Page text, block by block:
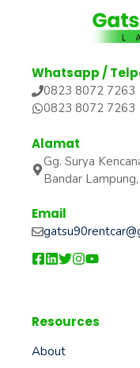
Whatsapp /
0823 8072 7263
0823 8072 7263
Alamat
Gg. Surya
Bandar
Email
Resources
About